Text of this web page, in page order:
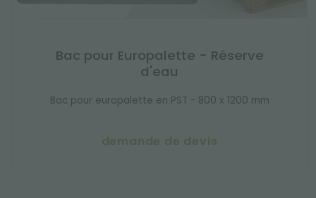
Bac pour Europalette - Réserve
d'eau
Bac pour europalette en PST - 800 x 1200 mm
demande de devis